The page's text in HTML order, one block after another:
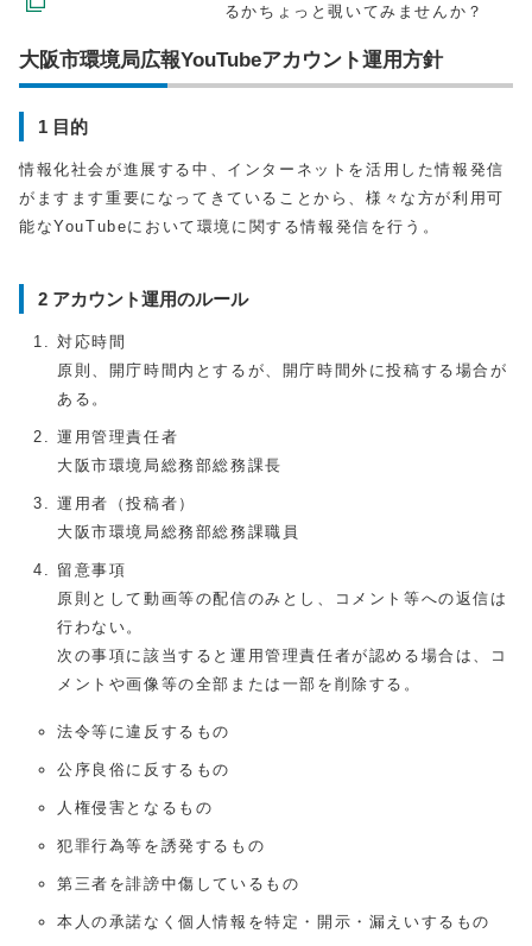
るかちょっと覗いてみませんか？
大阪市環境局広報YouTubeアカウント運用方針
1 目的
情報化社会が進展する中、インターネットを活用した情報発信
がますます重要になってきていることから、様々な方が利用可
能なYouTubeにおいて環境に関する情報発信を行う。
2 アカウント運用のルール
対応時間
原則、開庁時間内とするが、開庁時間外に投稿する場合が
ある。
運用管理責任者
大阪市環境局総務部総務課長
運用者（投稿者）
大阪市環境局総務部総務課職員
留意事項
原則として動画等の配信のみとし、コメント等への返信は
行わない。
次の事項に該当すると運用管理責任者が認める場合は、コ
メントや画像等の全部または一部を削除する。
法令等に違反するもの
公序良俗に反するもの
人権侵害となるもの
犯罪行為等を誘発するもの
第三者を誹謗中傷しているもの
本人の承諾なく個人情報を特定・開示・漏えいするもの